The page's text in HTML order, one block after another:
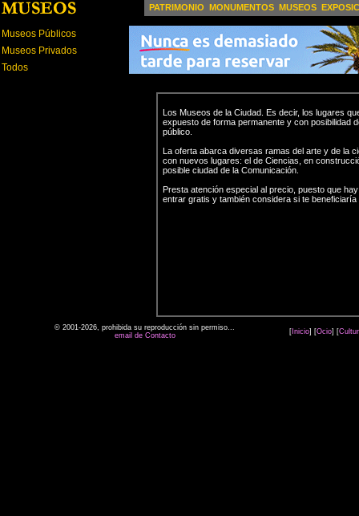
PATRIMONIO MONUMENTOS MUSEOS
Museos Públicos
Museos Privados
Todos
Los Museos de la Ciudad. Es decir, los lugares
expuesto de forma permanente y con posibilidad
público.
La oferta abarca diversas ramas del arte y de la
con nuevos lugares: el de Ciencias, en
posible ciudad de la Comunicación.
Presta atención especial al precio, puesto que
entrar gratis y también considera si te
© 2001-2026, prohibida su reproducción sin permiso...
email de Contacto
[ Inicio] [Ocio] [